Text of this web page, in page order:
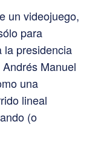
un videojuego,
para
la presidencia
Manuel
una
lineal
(o